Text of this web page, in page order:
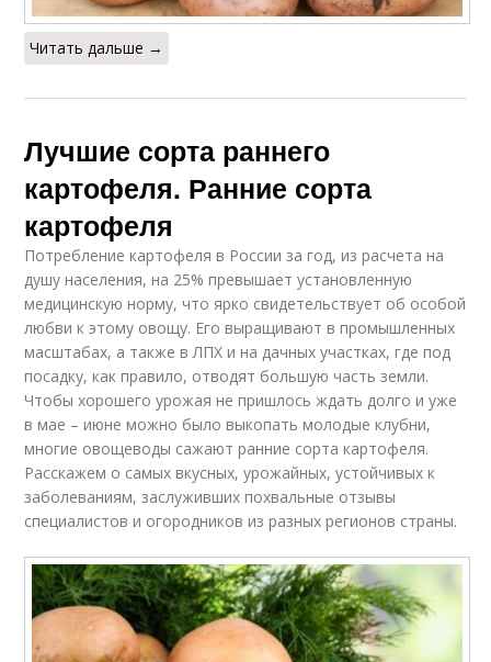
Читать дальше →
Лучшие сорта раннего
картофеля. Ранние сорта
картофеля
Потребление картофеля в России за год, из расчета на
душу населения, на 25% превышает установленную
медицинскую норму, что ярко свидетельствует об особой
любви к этому овощу. Его выращивают в промышленных
масштабах, а также в ЛПХ и на дачных участках, где под
посадку, как правило, отводят большую часть земли.
Чтобы хорошего урожая не пришлось ждать долго и уже
в мае – июне можно было выкопать молодые клубни,
многие овощеводы сажают ранние сорта картофеля.
Расскажем о самых вкусных, урожайных, устойчивых к
заболеваниям, заслуживших похвальные отзывы
специалистов и огородников из разных регионов страны.